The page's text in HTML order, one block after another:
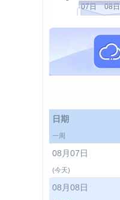
日期
一周
08月07日
(今天)
08月08日